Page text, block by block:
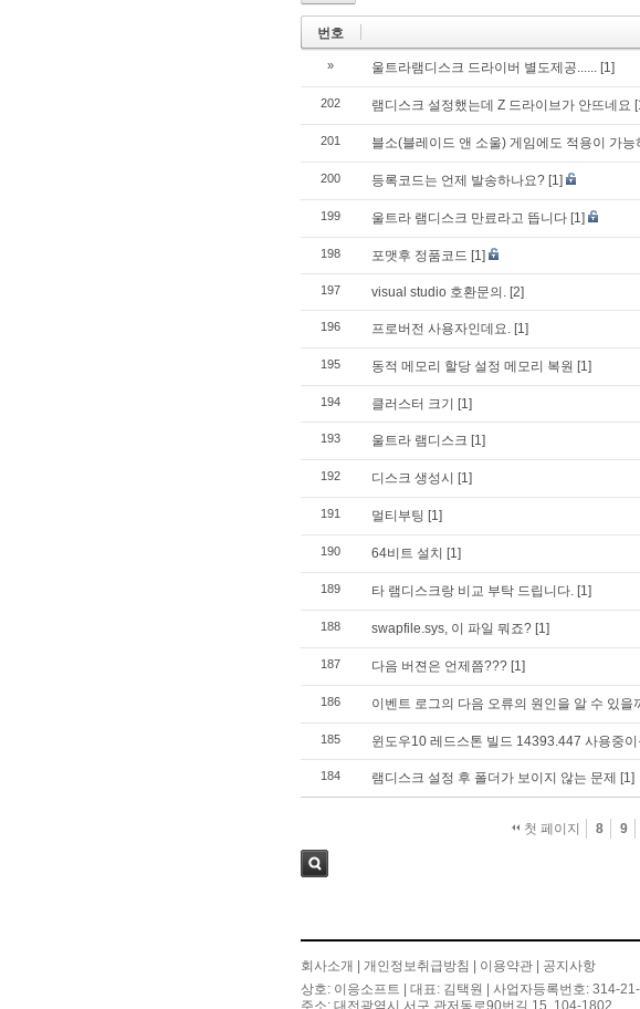
번호
» 울트라램디스크 드라이버 별도제공...... [1]
202 램디스크 설정했는데 Z 드라이브가 안뜨네요
201 블소(블레이드 앤 소울) 게임에도 적용이 가능
200 등록코드는 언제 발송하나요? [1]
199 울트라 램디스크 만료라고 뜹니다 [1]
198 포맷후 정품코드 [1]
197 visual studio 호환문의. [2]
196 프로버전 사용자인데요. [1]
195 동적 메모리 할당 설정 메모리 복원 [1]
194 클러스터 크기 [1]
193 울트라 램디스크 [1]
192 디스크 생성시 [1]
191 멀티부팅 [1]
190 64비트 설치 [1]
189 타 램디스크랑 비교 부탁 드립니다. [1]
188 swapfile.sys, 이 파일 뭐죠? [1]
187 다음 버젼은 언제쯤??? [1]
186 이벤트 로그의 다음 오류의 원인을 알 수 있을
185 윈도우10 레드스톤 빌드 14393.447 사용중이
184 램디스크 설정 후 폴더가 보이지 않는 문제 [1]
첫 페이지 8 9
회사소개 개인정보취급방침 이용약관
공지사항
상호: 이응소프트 | 대표: 김택원 | 사업자등록번호: 314-
주소: 대전광역시 서구 관저동로90번길 15, 104-1802